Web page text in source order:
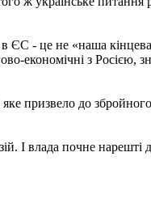
ЄС - це не «наша
економічні з
призвело до
І влада почне нарешті